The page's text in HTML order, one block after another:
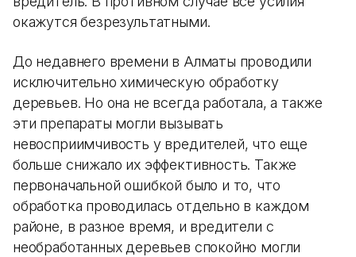
окажутся безрезультатными.
До недавнего времени в Алматы проводили
исключительно химическую обработку
деревьев. Но она не всегда работала, а также
эти препараты могли вызывать
невосприимчивость у вредителей, что еще
больше снижало их эффективность. Также
первоначальной ошибкой было и то, что
обработка проводилась отдельно в каждом
районе, в разное время, и вредители с
необработанных деревьев спокойно могли